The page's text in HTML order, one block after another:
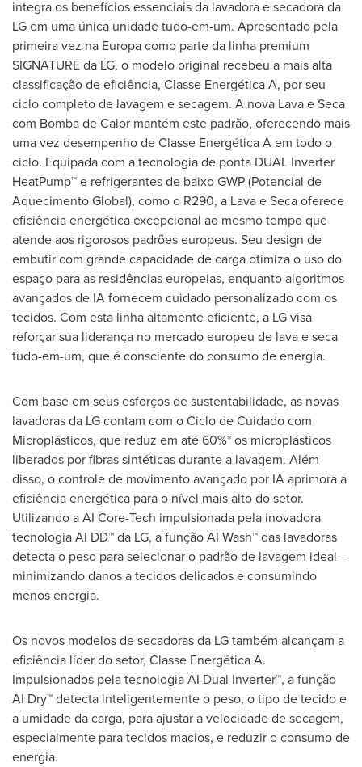
integra os benefícios essenciais da lavadora e secadora da
LG em uma única unidade tudo-em-um. Apresentado pela
primeira vez na Europa como parte da linha premium
SIGNATURE da LG, o modelo original recebeu a mais alta
classificação de eficiência, Classe Energética A, por seu
ciclo completo de lavagem e secagem. A nova Lava e Seca
com Bomba de Calor mantém este padrão, oferecendo mais
uma vez desempenho de Classe Energética A em todo o
ciclo. Equipada com a tecnologia de ponta DUAL Inverter
HeatPump™ e refrigerantes de baixo GWP (Potencial de
Aquecimento Global), como o R290, a Lava e Seca oferece
eficiência energética excepcional ao mesmo tempo que
atende aos rigorosos padrões europeus. Seu design de
embutir com grande capacidade de carga otimiza o uso do
espaço para as residências europeias, enquanto algoritmos
avançados de IA fornecem cuidado personalizado com os
tecidos. Com esta linha altamente eficiente, a LG visa
reforçar sua liderança no mercado europeu de lava e seca
tudo-em-um, que é consciente do consumo de energia.
Com base em seus esforços de sustentabilidade, as novas
lavadoras da LG contam com o Ciclo de Cuidado com
Microplásticos, que reduz em até 60%* os microplásticos
liberados por fibras sintéticas durante a lavagem. Além
disso, o controle de movimento avançado por IA aprimora a
eficiência energética para o nível mais alto do setor.
Utilizando a AI Core-Tech impulsionada pela inovadora
tecnologia AI DD™ da LG, a função AI Wash™ das lavadoras
detecta o peso para selecionar o padrão de lavagem ideal –
minimizando danos a tecidos delicados e consumindo
menos energia.
Os novos modelos de secadoras da LG também alcançam a
eficiência líder do setor, Classe Energética A.
Impulsionados pela tecnologia AI Dual Inverter™, a função
AI Dry™ detecta inteligentemente o peso, o tipo de tecido e
a umidade da carga, para ajustar a velocidade de secagem,
especialmente para tecidos macios, e reduzir o consumo de
energia.